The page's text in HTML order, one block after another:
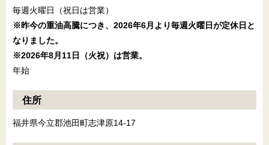
毎週火曜日（祝日は営業）
※昨今の重油高騰につき、 2026年6月より毎週火曜日が定休日と
なりました。
※2026年8月11日（火祝）は営業。
年始
住所
福井県今立郡池田町志津原14-17